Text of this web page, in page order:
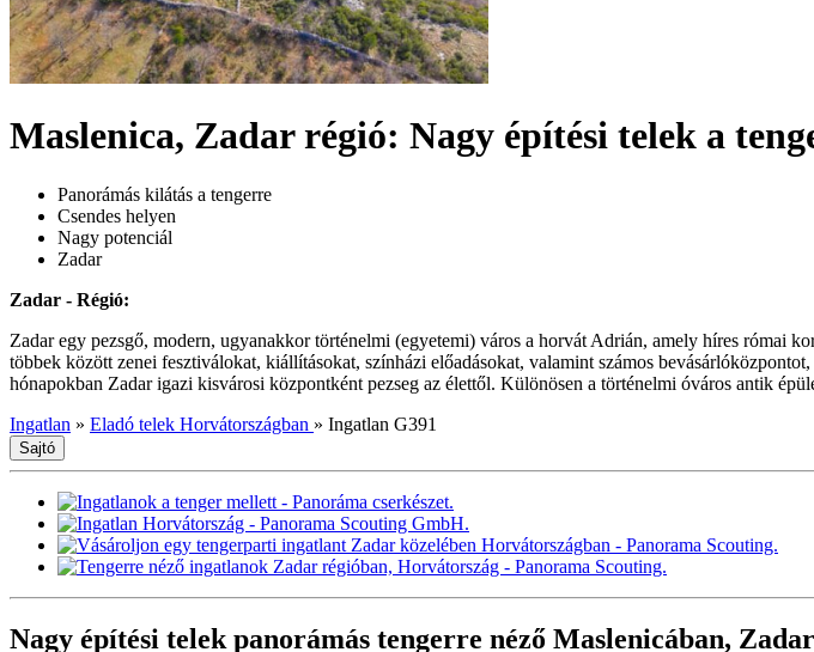
Maslenica, Zadar régió: Nagy építési telek a
Panorámás kilátás a tengerre
Csendes helyen
Nagy potenciál
Zadar
Zadar - Régió:
Zadar egy pezsgő, modern, ugyanakkor történelmi (egyetemi) város a horvát Adrián, amely híres római
többek között zenei fesztiválokat, kiállításokat, színházi előadásokat, valamint számos
hónapokban Zadar igazi kisvárosi központként pezseg az élettől. Különösen a történelmi óváros antik
Ingatlan » Eladó telek Horvátországban » Ingatlan G391
Sajtó
Nagy építési telek panorámás tengerre néző Maslenicában,